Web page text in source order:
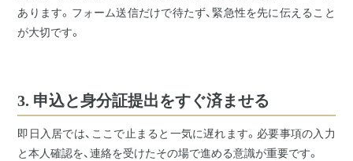
あります。フォーム送信だけで待たず、緊急性を先に伝えること
が大切です。
3. 申込と身分証提出をすぐ済ませる
即日入居では、ここで止まると一気に遅れます。必要事項の入力
と本人確認を、連絡を受けたその場で進める意識が重要です。